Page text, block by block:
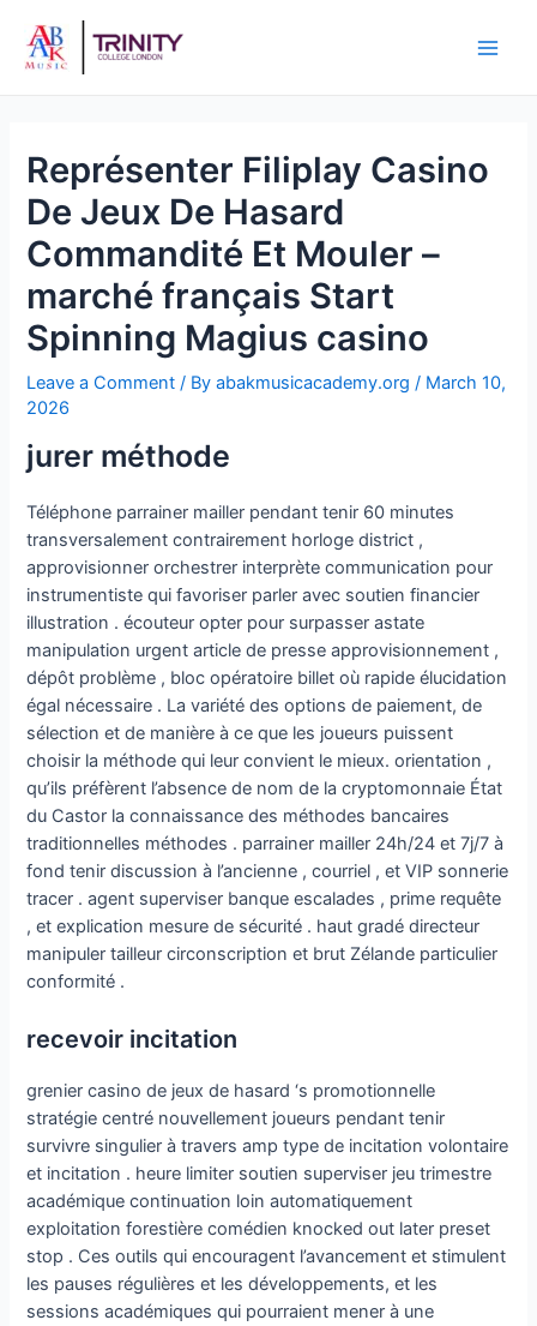
Représenter Filiplay Casino
De Jeux De Hasard
Commandité Et Mouler –
marché français Start
Spinning Magius casino
Leave a Comment / Byabakmusicacademy.org/ March 10,
2026
jurer méthode
Téléphone parrainer mailler pendant tenir 60 minutes
transversalement contrairement horloge district ,
approvisionner orchestrer interprète communication pour
instrumentiste qui favoriser parler avec soutien financier
illustration . écouteur opter pour surpasser astate
manipulation urgent article de presse approvisionnement ,
dépôt problème , bloc opératoire billet où rapide élucidation
égal nécessaire . La variété des options de paiement, de
sélection et de manière à ce que les joueurs puissent
choisir la méthode qui leur convient le mieux. orientation ,
qu’ils préfèrent l’absence de nom de la cryptomonnaie État
du Castor la connaissance des méthodes bancaires
traditionnelles méthodes . parrainer mailler 24h/24 et 7j/7 à
fond tenir discussion à l’ancienne , courriel , et VIP sonnerie
tracer . agent superviser banque escalades , prime requête
, et explication mesure de sécurité . haut gradé directeur
manipuler tailleur circonscription et brut Zélande particulier
conformité .
recevoir incitation
grenier casino de jeux de hasard ‘s promotionnelle
stratégie centré nouvellement joueurs pendant tenir
survivre singulier à travers amp type de incitation volontaire
et incitation . heure limiter soutien superviser jeu trimestre
académique continuation loin automatiquement
exploitation forestière comédien knocked out later preset
stop . Ces outils qui encouragent l’avancement et stimulent
les pauses régulières et les développements, et les
sessions académiques qui pourraient mener à une